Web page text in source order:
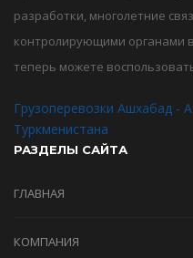
разработки, многолетние
контролирующими органами
теперь можете
Грузоперевозки Ашхабад -
Туркменистана
РАЗДЕЛЫ САЙТА
ГЛАВНАЯ
КОМПАНИЯ